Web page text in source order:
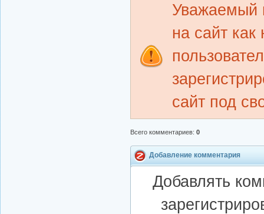
Уважаемый
на сайт как
сайт под
Всего комментариев: 0
Добавление комментария
Добавлять